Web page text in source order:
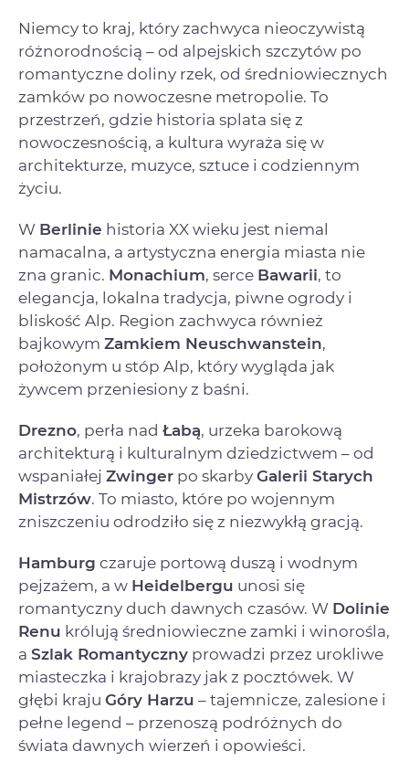
Niemcy to kraj, który zachwyca nieoczywistą
różnorodnością – od alpejskich szczytów po
romantyczne doliny rzek, od średniowiecznych
zamków po nowoczesne metropolie. To
przestrzeń, gdzie historia splata się z
nowoczesnością, a kultura wyraża się w
architekturze, muzyce, sztuce i codziennym
życiu.
W Berlinie historia XX wieku jest niemal
namacalna, a artystyczna energia miasta nie
zna granic. Monachium, serce Bawarii, to
elegancja, lokalna tradycja, piwne ogrody i
bliskość Alp. Region zachwyca również
bajkowym Zamkiem Neuschwanstein,
położonym u stóp Alp, który wygląda jak
żywcem przeniesiony z baśni.
Drezno, perła nad Łabą, urzeka barokową
architekturą i kulturalnym dziedzictwem – od
wspaniałej Zwinger po skarby Galerii Starych
Mistrzów. To miasto, które po wojennym
zniszczeniu odrodziło się z niezwykłą gracją.
Hamburg czaruje portową duszą i wodnym
pejzażem, a w Heidelbergu unosi się
romantyczny duch dawnych czasów. W Dolinie
Renu królują średniowieczne zamki i winorośla,
a Szlak Romantyczny prowadzi przez urokliwe
miasteczka i krajobrazy jak z pocztówek. W
głębi kraju Góry Harzu – tajemnicze, zalesione i
pełne legend – przenoszą podróżnych do
świata dawnych wierzeń i opowieści.